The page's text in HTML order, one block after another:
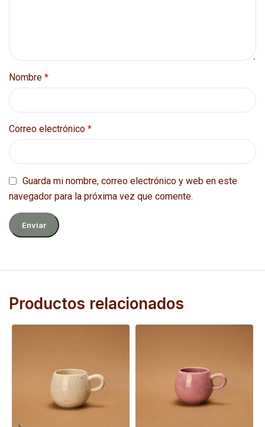
Nombre *
Correo electrónico *
Guarda mi nombre, correo electrónico y web en este
navegador para la próxima vez que comente.
Productos relacionados